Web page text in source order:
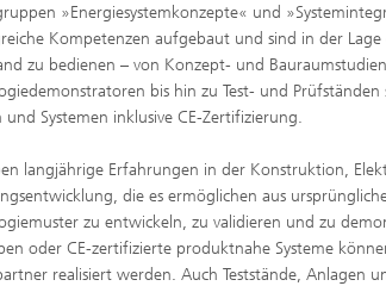
»Energiesystemkonzepte« und
Kompetenzen aufgebaut und sind in der
zu bedienen – von Konzept- und
bis hin zu Test- und
und Systemen inklusive CE-Zertifizierung.
langjährige Erfahrungen in der Konstruktion,
die es ermöglichen aus
zu entwickeln, zu validieren und zu
oder CE-zertifizierte produktnahe Systeme
realisiert werden. Auch Teststände, Anlagen